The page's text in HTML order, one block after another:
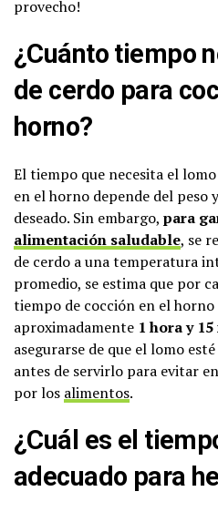
provecho!
¿Cuánto tiempo
de cerdo para
horno?
El tiempo que necesita el
en el horno depende del peso
deseado. Sin embargo, para
alimentación saludable, se
de cerdo a una temperatura
promedio, se estima que por
tiempo de cocción en el horno
aproximadamente 1 hora y
asegurarse de que el lomo
antes de servirlo para evitar
por los alimentos.
¿Cuál es el
adecuado para